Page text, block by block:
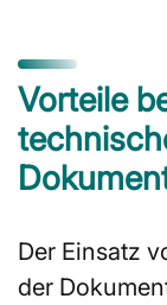
Vorteile
Der Einsatz
der